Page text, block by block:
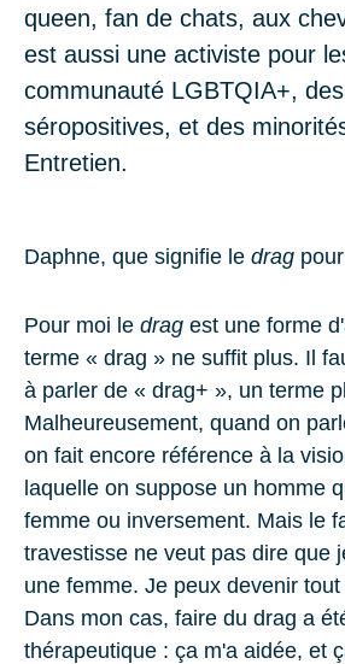
queen, fan de chats, aux
est aussi une activiste pour
communauté LGBTQIA+,
séropositives, et des
Entretien.
Daphne, que signifie le drag
Pour moi le drag est une forme
terme « drag » ne suffit plus. Il
à parler de « drag+ », un terme
Malheureusement, quand on
on fait encore référence à la
laquelle on suppose un homme
femme ou inversement. Mais le
travestisse ne veut pas dire que
une femme. Je peux devenir
Dans mon cas, faire du drag a
thérapeutique : ça m'a aidée, et